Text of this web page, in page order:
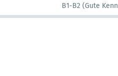
B1-B2 (Gute